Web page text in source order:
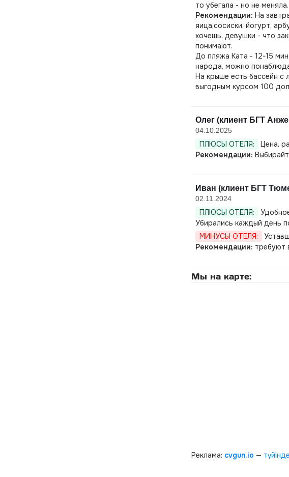
то убегала - но не меняла.
Рекомендации: На
яица,сосиски, йогурт,
хочешь, девушки - что
понимают.
До пляжа Ката - 12-15
народа, можно
На крыше есть бассейн с
выгодным курсом 100
Олег (клиент БГТ
04.10.2025
ПЛЮСЫ ОТЕЛЯ:
Цена,
Рекомендации:
Иван (клиент БГТ
02.11.2024
ПЛЮСЫ ОТЕЛЯ:
Убирались каждый день
МИНУСЫ ОТЕЛЯ:
Рекомендации: требуют
Мы на карте:
Реклама: cvgun.io —